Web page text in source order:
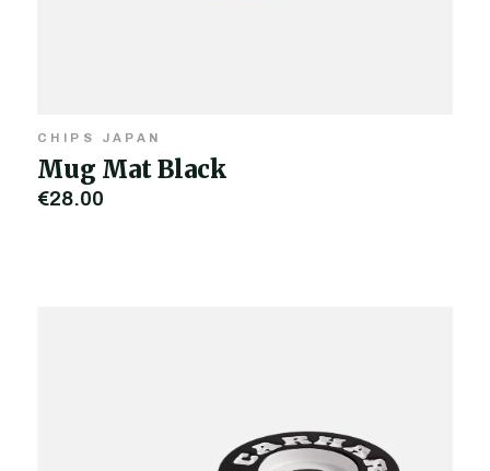
CHIPS JAPAN
Mug Mat Black
€28,00